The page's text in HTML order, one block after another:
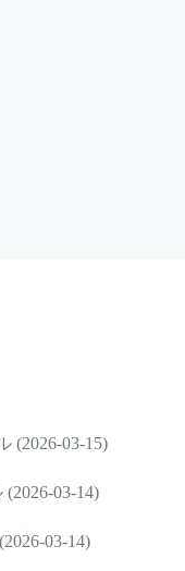
(2026-03-15)
03-14)
03-14)